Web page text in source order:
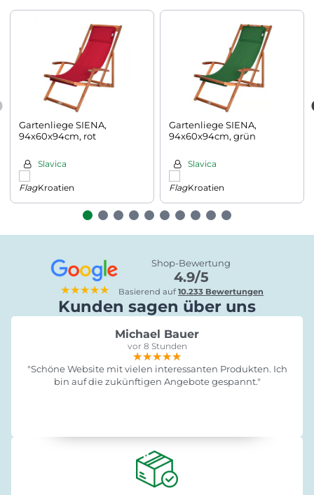
Gartenliege SIENA,
94x60x94cm, rot
Slavica
Kroatien
Gartenliege SIENA,
94x60x94cm, grün
Slavica
Kroatien
★★★★★
Shop-Bewertung
4.9/5
Basierend auf10.233 Bewertungen
Kunden sagen über uns
Michael Bauer
vor 8 Stunden
★★★★★
★★★★★
★★★★★
"Schöne Website mit vielen interessanten Produkten. Ich
bin auf die zukünftigen Angebote gespannt."